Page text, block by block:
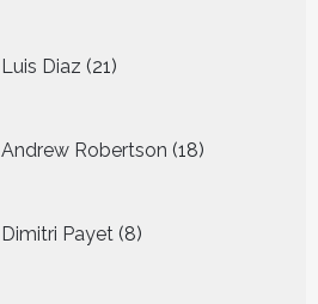
Luis Diaz 21
producten
Andrew Robertson 18
producten
Dimitri Payet 8
producten